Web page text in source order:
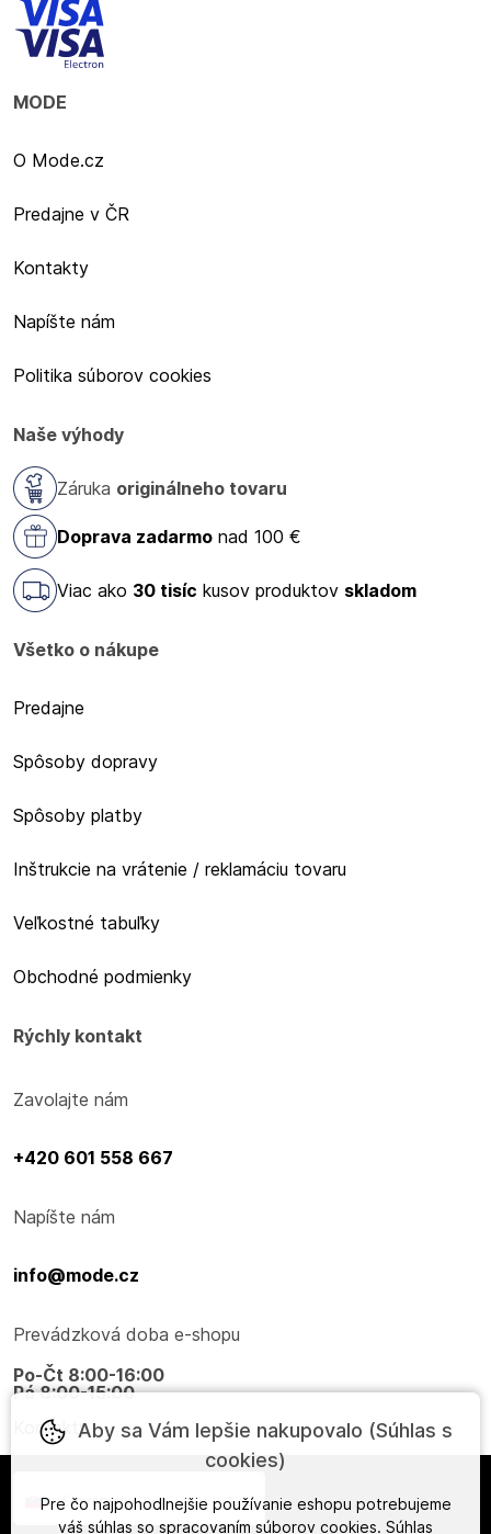
MODE
O Mode.cz
Predajne v ČR
Kontakty
Napíšte nám
Politika súborov cookies
Naše výhody
Záruka originálneho tovaru
Doprava zadarmo nad 100 €
Viac ako 30 tisíc kusov produktov skladom
Všetko o nákupe
Predajne
Spôsoby dopravy
Spôsoby platby
Inštrukcie na vrátenie / reklamáciu tovaru
Veľkostné tabuľky
Obchodné podmienky
Rýchly kontakt
Zavolajte nám
+420 601 558 667
Napíšte nám
info@mode.cz
Prevádzková doba e-shopu
Po-Čt 8:00-16:00
Pá 8:00-15:00
Kontakty
Slovensky
Aby sa Vám lepšie nakupovalo (Súhlas s
cookies)
Pre čo najpohodlnejšie používanie eshopu potrebujeme
váš súhlas so spracovaním súborov cookies. Súhlas